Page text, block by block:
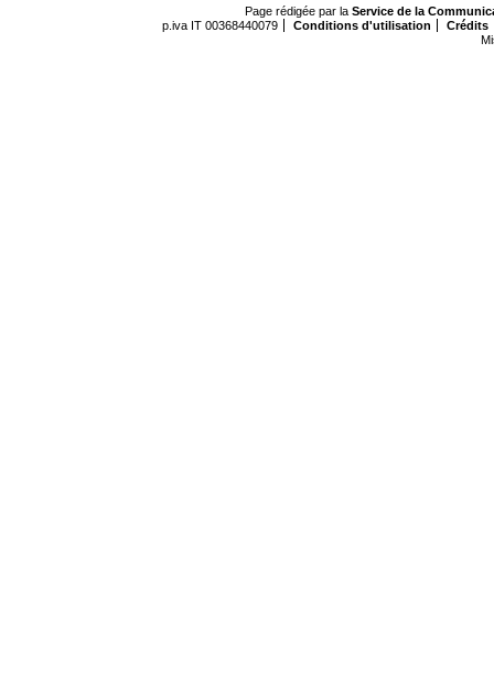
Page rédigée par la Service de la
p.iva IT 00368440079
Conditions d'utilisation
Crédits